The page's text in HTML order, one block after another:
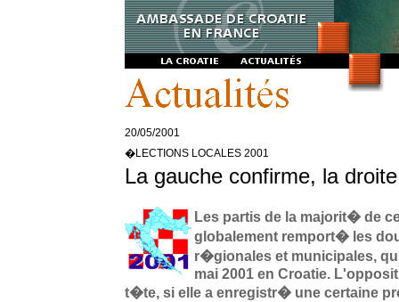
20/05/2001
�LECTIONS LOCALES 2001
La gauche confirme, la
Les partis de la majorit� de
globalement remport� les
r�gionales et municipales,
mai 2001 en Croatie.
t�te, si elle a enregistr� une certaine